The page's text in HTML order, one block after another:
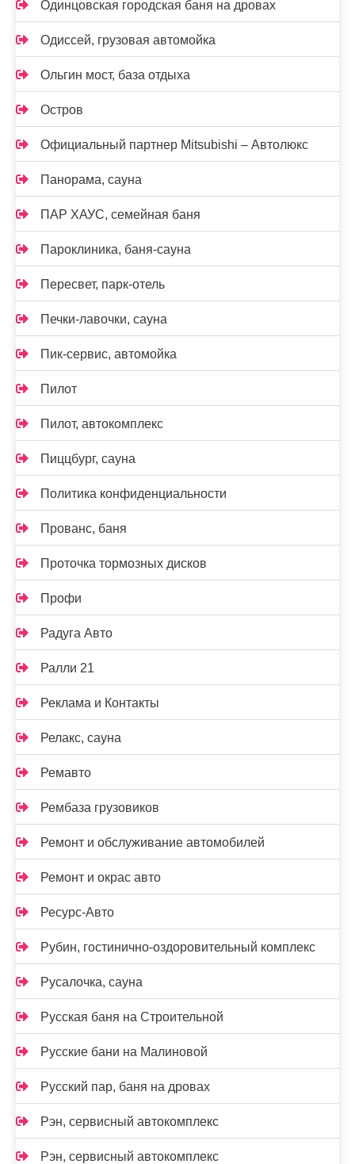
Одинцовская городская баня на дровах
Одиссей, грузовая автомойка
Ольгин мост, база отдыха
Остров
Официальный партнер Mitsubishi – Автолюкс
Панорама, сауна
ПАР ХАУС, семейная баня
Пароклиника, баня-сауна
Пересвет, парк-отель
Печки-лавочки, сауна
Пик-сервис, автомойка
Пилот
Пилот, автокомплекс
Пиццбург, сауна
Политика конфиденциальности
Прованс, баня
Проточка тормозных дисков
Профи
Радуга Авто
Ралли 21
Реклама и Контакты
Релакс, сауна
Ремавто
Рембаза грузовиков
Ремонт и обслуживание автомобилей
Ремонт и окрас авто
Ресурс-Авто
Рубин, гостинично-оздоровительный комплекс
Русалочка, сауна
Русская баня на Строительной
Русские бани на Малиновой
Русский пар, баня на дровах
Рэн, сервисный автокомплекс
Рэн, сервисный автокомплекс